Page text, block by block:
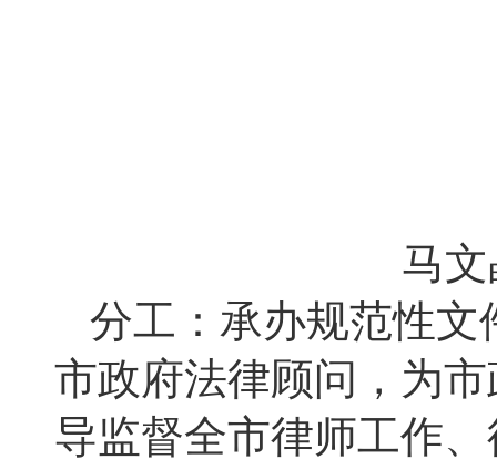
马
分工：承办规范性
市政府法律顾问，为
导监督全市律师工作